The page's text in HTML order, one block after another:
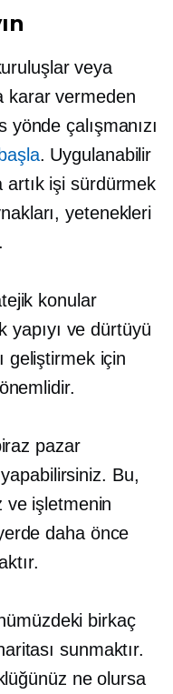
veya
karar vermeden
çalışmanızı
. Uygulanabilir
artık işi sürdürmek
yetenekleri
konular
yapıyı ve dürtüyü
geliştirmek için
pazar
Bu,
ve işletmenin
daha önce
birkaç
sunmaktır.
ne olursa